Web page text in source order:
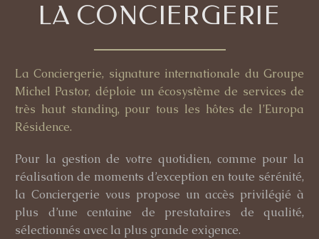
LA CONCIERGERIE
La Conciergerie, signature internationale duGroupe
Michel Pastor, déploie un écosystème de services de
très haut standing, pour tous les hôtes de l’Europa
Résidence.
Pour la gestion de votre quotidien, comme pour la
réalisation de moments d’exception en toute sérénité,
la Conciergerie vous propose un accès privilégié à
plus d’une centaine de prestataires de qualité,
sélectionnés avec la plus grande exigence.